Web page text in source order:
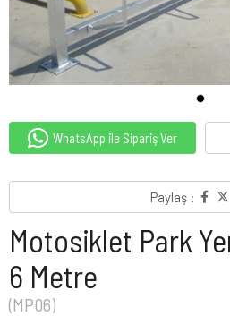
WhatsApp ile Sipariş Ver
Paylaş :
Motosiklet Park
6 Metre
(MP06)